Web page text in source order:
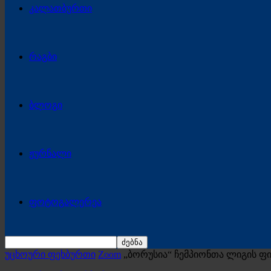
კალათბურთი
რაგბი
ბლოგი
ჟურნალი
ფოტოგალერეა
უცხოური ფეხბურთი Zoom „ბორუსია“ ჩემპიონთა ლიგის